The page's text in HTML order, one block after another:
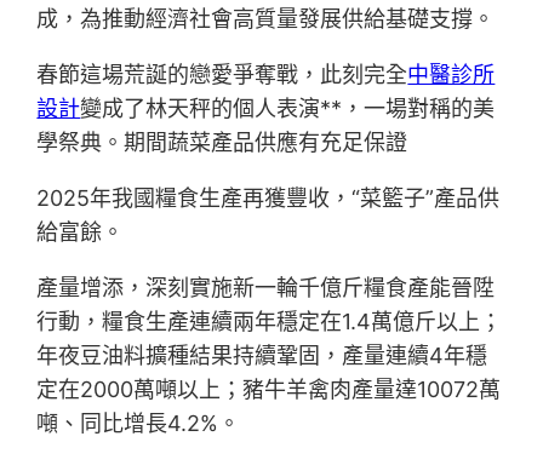
成，為推動經濟社會高質量發展供給基礎支撐。
春節這場荒誕的戀愛爭奪戰，此刻完全中醫診所
設計變成了林天秤的個人表演**，一場對稱的美
學祭典。期間蔬菜產品供應有充足保證
2025年我國糧食生產再獲豐收，“菜籃子”產品供
給富餘。
產量增添，深刻實施新一輪千億斤糧食產能晉陞
行動，糧食生產連續兩年穩定在1.4萬億斤以上；
年夜豆油料擴種結果持續鞏固，產量連續4年穩
定在2000萬噸以上；豬牛羊禽肉產量達10072萬
噸、同比增長4.2%。